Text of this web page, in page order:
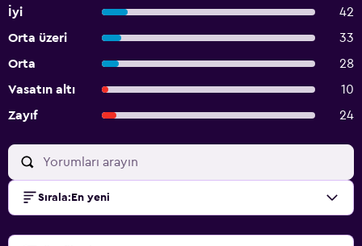
İyi
42
Orta üzeri
33
Orta
28
Vasatın altı
10
Zayıf
24
Sırala: En yeni